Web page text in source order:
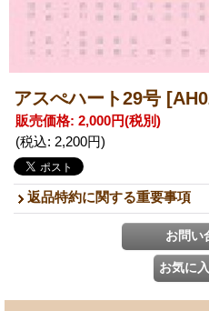
アスぺハート29号
販売価格: 2,000円(税別)
(税込: 2,200円)
返品特約に関する重要事項